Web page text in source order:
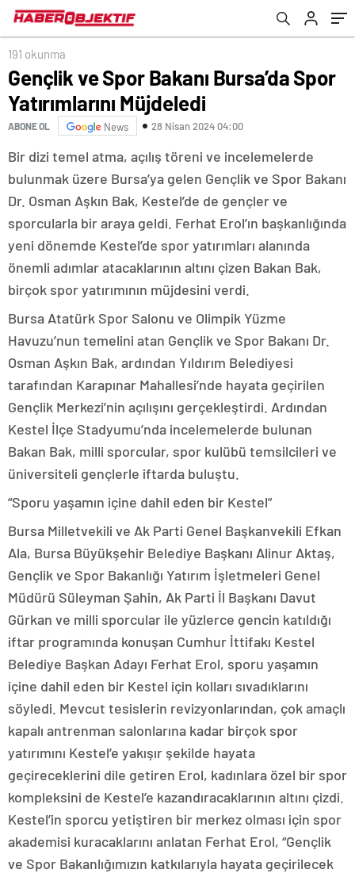
191 okunma
Gençlik ve Spor Bakanı Bursa’da Spor
Yatırımlarını Müjdeledi
ABONE OL News 28 Nisan 2024 04:00
Bir dizi temel atma, açılış töreni ve incelemelerde
bulunmak üzere Bursa’ya gelen Gençlik ve Spor Bakanı
Dr. Osman Aşkın Bak, Kestel’de de gençler ve
sporcularla bir araya geldi. Ferhat Erol’ın başkanlığında
yeni dönemde Kestel’de spor yatırımları alanında
önemli adımlar atacaklarının altını çizen Bakan Bak,
birçok spor yatırımının müjdesini verdi.
Bursa Atatürk Spor Salonu ve Olimpik Yüzme
Havuzu’nun temelini atan Gençlik ve Spor Bakanı Dr.
Osman Aşkın Bak, ardından Yıldırım Belediyesi
tarafından Karapınar Mahallesi’nde hayata geçirilen
Gençlik Merkezi’nin açılışını gerçekleştirdi. Ardından
Kestel İlçe Stadyumu’nda incelemelerde bulunan
Bakan Bak, milli sporcular, spor kulübü temsilcileri ve
üniversiteli gençlerle iftarda buluştu.
“Sporu yaşamın içine dahil eden bir Kestel”
Bursa Milletvekili ve Ak Parti Genel Başkanvekili Efkan
Ala, Bursa Büyükşehir Belediye Başkanı Alinur Aktaş,
Gençlik ve Spor Bakanlığı Yatırım İşletmeleri Genel
Müdürü Süleyman Şahin, Ak Parti İl Başkanı Davut
Gürkan ve milli sporcular ile yüzlerce gencin katıldığı
iftar programında konuşan Cumhur İttifakı Kestel
Belediye Başkan Adayı Ferhat Erol, sporu yaşamın
içine dahil eden bir Kestel için kolları sıvadıklarını
söyledi. Mevcut tesislerin revizyonlarından, çok amaçlı
kapalı antrenman salonlarına kadar birçok spor
yatırımını Kestel’e yakışır şekilde hayata
geçireceklerini dile getiren Erol, kadınlara özel bir spor
kompleksini de Kestel’e kazandıracaklarının altını çizdi.
Kestel’in sporcu yetiştiren bir merkez olması için spor
akademisi kuracaklarını anlatan Ferhat Erol, “Gençlik
ve Spor Bakanlığımızın katkılarıyla hayata geçirilecek